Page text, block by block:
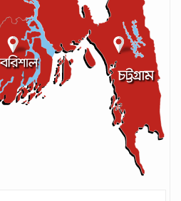
গণপরিবহনে সেবার মান বাড়ানোর দাবি ইমনের
সেপ্টেম্বর ১৩, ২০২৪
ট্রাম্প প্রশাসন ছাড়ার ঘোষণা ধনকুবের ইলন